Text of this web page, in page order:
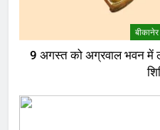
9 अगस्त को अग्रवाल भवन में